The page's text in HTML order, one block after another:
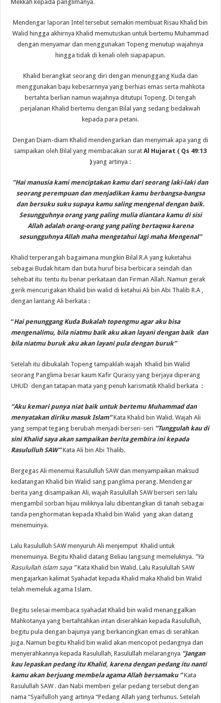
Mekkah kepada panglimanya.
Mendengar laporan Intel tersebut semakin membuat Risau Khalid bin
Walid hingga akhirnya Khalid memutuskan untuk bertemu Muhammad
dengan menyamar dan menggunakan Topeng menutup wajahnya
hingga tidak di kenali oleh siapapapun.
Khalid berangkat seorang diri dengan menunggang Kuda dan
menggunakan baju kebesarnnya yang berhias emas serta mahkota
bertahta berlian namun wajahnya ditutupi Topeng. Di tengah
perjalanan Khalid bertemu dengan Bilal yang sedang bedakwah
kepada para petani.
Dengan Diam-diam Khalid mendengarkan dan menyimak apa yang di
sampaikan oleh Bilal yang membacakan suratAl Hujarat ( Qs 49:13
)yang artinya :
”Hai manusia kami menciptakan kamu dari seorang laki-laki dan
seorang perempuan dan menjadikan kamu berbangsa-bangsa
dan bersuku suku supaya kamu saling mengenal dengan baik.
Sesungguhnya orang yang paling mulia diantara kamu di sisi
Allah adalah orang-orang yang paling bertaqwa karena
sesungguhnya Allah maha mengetahui lagi maha Mengenal”
Khalid terperangah bagaimana mungkin Bilal R.A yang kuketahui
sebagai Budak hitam dan buta huruf bisa berbicara seindah dan
sehebat itu tentu itu benar perkataan dan Firman Allah. Namun gerak
gerik mencurigakan Khalid bin walid di ketahui Ali bin Abi Thalib R.A ,
dengan lantang Ali berkata :
”Hai penunggang Kuda Bukalah topengmu agar aku bisa
mengenalimu, bila niatmu baik aku akan layani dengan baik dan
bila niatmu buruk aku akan layani pula dengan buruk”
Setelah itu dibukalah Topeng tampaklah wajah Khalid bin Walid
seorang Panglima besar kaum Kafir Quraisy yang berjaya diperang
UHUD dengan tatapan mata yang penuh karismatik Khalid berkata :
”Aku kemari punya niat baik untuk bertemu Muhammad dan
menyatakan diriku masuk Islam” Kata Khalid bin Walid. Wajah Ali
yang sempat tegang berubah menjadi berseri-seri ”Tunggulah kau di
sini Khalid saya akan sampaikan berita gembira ini kepada
Rasululluh SAW”Kata Ali bin Abi Thalib.
Bergegas Ali menemui Rasululluh SAW dan menyampaikan maksud
kedatangan Khalid bin Walid sang panglima perang. Mendengar
berita yang disampaikan Ali, wajah Rasulullah SAW berseri seri lalu
mengambil sorban hijau miliknya lalu dibentangkan di tanah sebagai
tanda penghormatan kepada Khalid bin Walid yang akan datang
menemuinya.
Lalu Rasululluh SAW menyuruh Ali menjemput Khalid untuk
menemuinya. Begitu Khalid datang Beliau langsung memeluknya. ”Ya
Rasulullah islam saya ”Kata Khalid bin Walid. Lalu Rasulullah SAW
mengajarkan kalimat Syahadat kepada Khalid maka Khalid bin Walid
telah memeluk agama Islam.
Begitu selesai membaca syahadat Khalid bin walid menanggalkan
Mahkotanya yang bertahtahkan intan diserahkan kepada Rasululluh,
begitu pula dengan bajunya yang berkancingkan emas di serahkan
juga. Namun begitu Khalid bin walid akan mencopot pedangnya dan
menyerahkannya kepada Rasulullah, Rasulullah melarangnya ”Jangan
kau lepaskan pedang itu Khalid, karena dengan pedang itu nanti
kamu akan berjuang membela agama Allah bersamaku ”Kata
Rasulullah SAW . dan Nabi memberi gelar pedang tersebut dengan
nama “Syaifulloh yang artinya “Pedang Allah yang terhunus. Setelah